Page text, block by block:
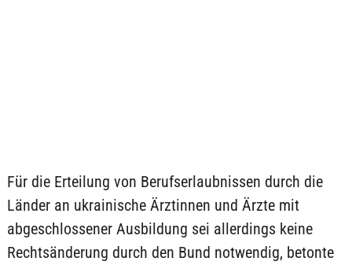
Für die Erteilung von Berufserlaubnissen durch die
Länder an ukrainische Ärztinnen und Ärzte mit
abgeschlossener Ausbildung sei allerdings keine
Rechtsänderung durch den Bund notwendig, betonte